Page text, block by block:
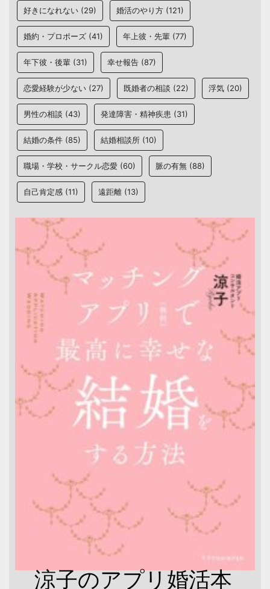
好きになれない (29) 婚活のやり方 (121)
婚約・プロポーズ (41) 年上彼・先輩 (77)
年下彼・後輩 (31) 幸せ報告 (87)
恋愛経験が少ない (27) 既婚者の相談 (22) 浮気 (20)
男性の相談 (43) 発達障害・精神疾患 (31)
結婚の条件 (85) 結婚相談所 (10)
職場・学校・サークル恋愛 (60) 脈の有無 (88)
自己肯定感 (11) 遠距離 (13)
涼子のアプリ婚活本